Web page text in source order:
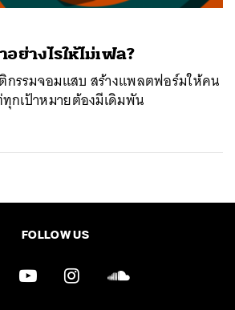
ย่างไรให้ไม่เฟล?
กรรมจอมแสบ สร้างแพลตฟอร์มให้คน
กเป้าหมายต้องมีเดิมพัน
FOLLOW US